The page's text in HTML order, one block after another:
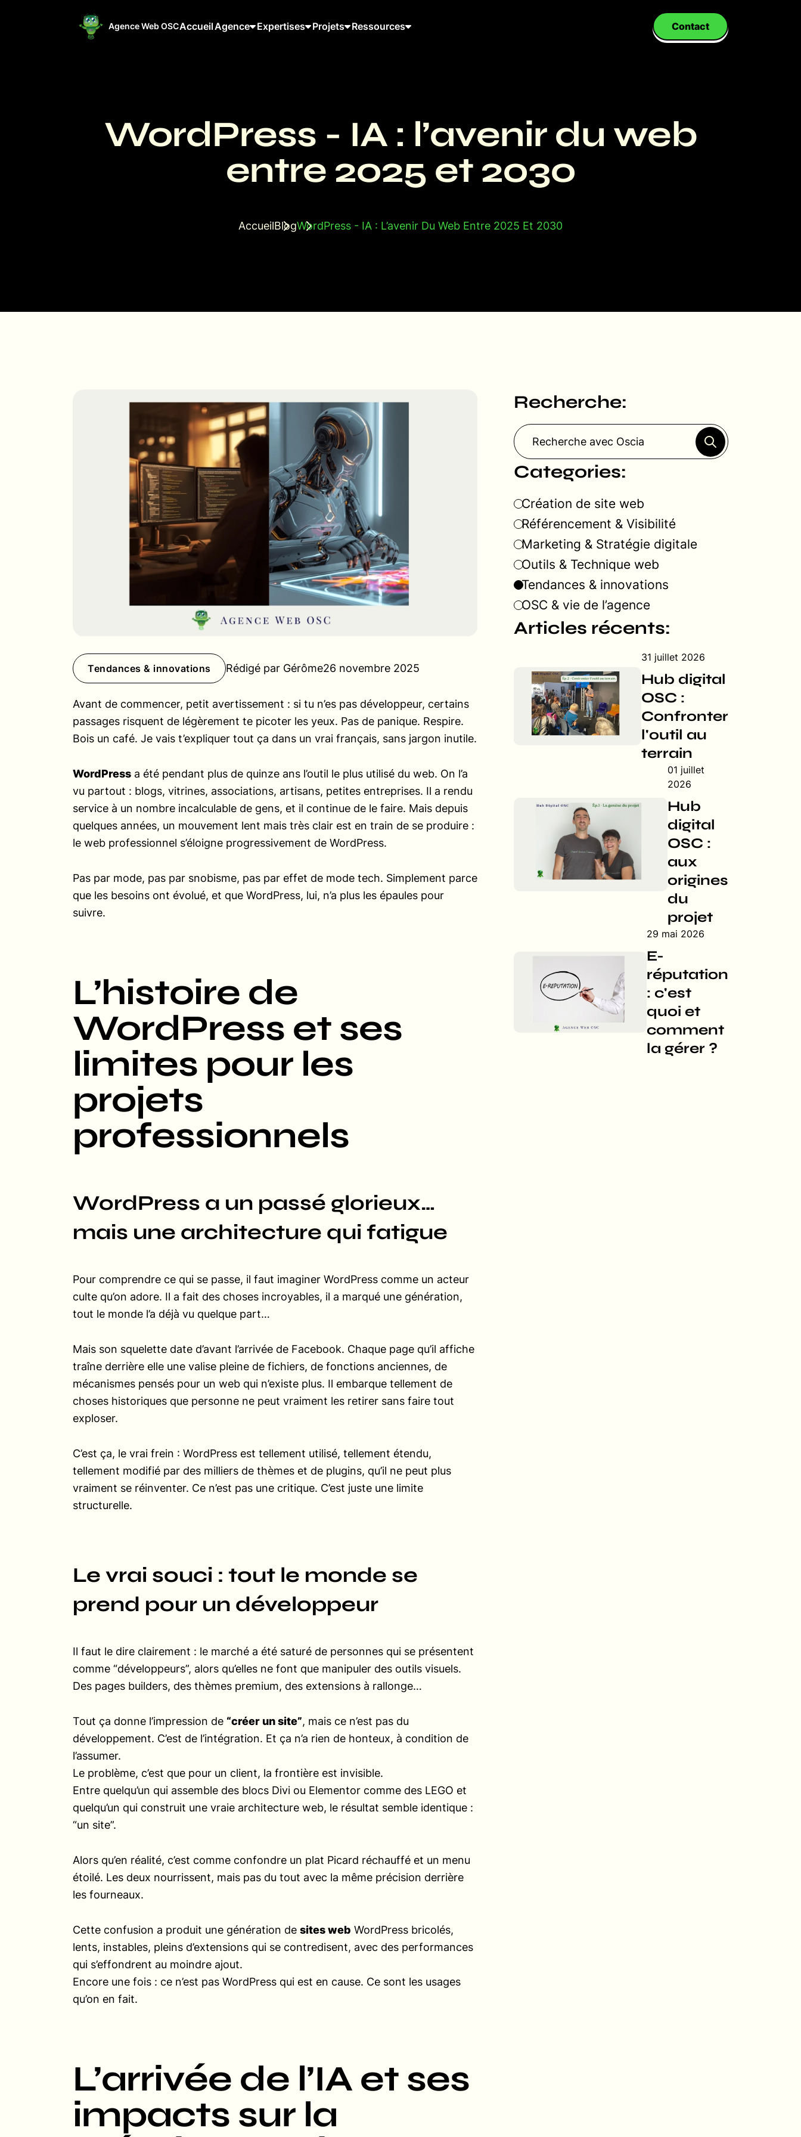
Agence Web OSCAccueilAgence Expertises Projets Ressources Contact
WordPress - IA : l’avenir du web
entre 2025 et 2030
AccueilBlogWordPress - IA : L’avenir Du Web Entre 2025 Et 2030
Tendances & innovations Rédigé par Gérôme26 novembre 2025
Avant de commencer, petit avertissement : si tu n’es pas développeur, certains
passages risquent de légèrement te picoter les yeux. Pas de panique. Respire.
Bois un café. Je vais t’expliquer tout ça dans un vrai français, sans jargon inutile.
WordPress a été pendant plus de quinze ans l’outil le plus utilisé du web. On l’a
vu partout : blogs, vitrines, associations, artisans, petites entreprises. Il a rendu
service à un nombre incalculable de gens, et il continue de le faire. Mais depuis
quelques années, un mouvement lent mais très clair est en train de se produire :
le web professionnel s’éloigne progressivement de WordPress.
Pas par mode, pas par snobisme, pas par effet de mode tech. Simplement parce
que les besoins ont évolué, et que WordPress, lui, n’a plus les épaules pour
suivre.
L’histoire de
WordPress et ses
limites pour les
projets
professionnels
WordPress a un passé glorieux…
mais une architecture qui fatigue
Pour comprendre ce qui se passe, il faut imaginer WordPress comme un acteur
culte qu’on adore. Il a fait des choses incroyables, il a marqué une génération,
tout le monde l’a déjà vu quelque part…
Mais son squelette date d’avant l’arrivée de Facebook. Chaque page qu’il affiche
traîne derrière elle une valise pleine de fichiers, de fonctions anciennes, de
mécanismes pensés pour un web qui n’existe plus. Il embarque tellement de
choses historiques que personne ne peut vraiment les retirer sans faire tout
exploser.
C’est ça, le vrai frein : WordPress est tellement utilisé, tellement étendu,
tellement modifié par des milliers de thèmes et de plugins, qu’il ne peut plus
vraiment se réinventer. Ce n’est pas une critique. C’est juste une limite
structurelle.
Le vrai souci : tout le monde se
prend pour un développeur
Il faut le dire clairement : le marché a été saturé de personnes qui se présentent
comme “développeurs”, alors qu’elles ne font que manipuler des outils visuels.
Des pages builders, des thèmes premium, des extensions à rallonge…
Tout ça donne l’impression de “créer un site”, mais ce n’est pas du
développement. C’est de l’intégration. Et ça n’a rien de honteux, à condition de
l’assumer.
Le problème, c’est que pour un client, la frontière est invisible.
Entre quelqu’un qui assemble des blocs Divi ou Elementor comme des LEGO et
quelqu’un qui construit une vraie architecture web, le résultat semble identique :
“un site”.
Alors qu’en réalité, c’est comme confondre un plat Picard réchauffé et un menu
étoilé. Les deux nourrissent, mais pas du tout avec la même précision derrière
les fourneaux.
Cette confusion a produit une génération de sites web WordPress bricolés,
lents, instables, pleins d’extensions qui se contredisent, avec des performances
qui s’effondrent au moindre ajout.
Encore une fois : ce n’est pas WordPress qui est en cause. Ce sont les usages
qu’on en fait.
L’arrivée de l’IA et ses
impacts sur la
Recherche:
Categories:
Création de site web
Référencement & Visibilité
Marketing & Stratégie digitale
Outils & Technique web
Tendances & innovations
OSC & vie de l’agence
Articles récents:
31 juillet 2026
Hub digital
OSC :
Confronter
l'outil au
terrain
01 juillet
2026
Hub
digital
OSC :
aux
origines
du
projet
29 mai 2026
E-
réputation
: c'est
quoi et
comment
la gérer ?